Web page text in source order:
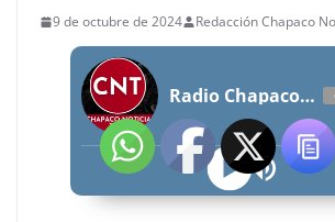
9 de octubre de 2024 Redacción Chapaco
Radio Chapaco Noticias Las 24 horas en vivo